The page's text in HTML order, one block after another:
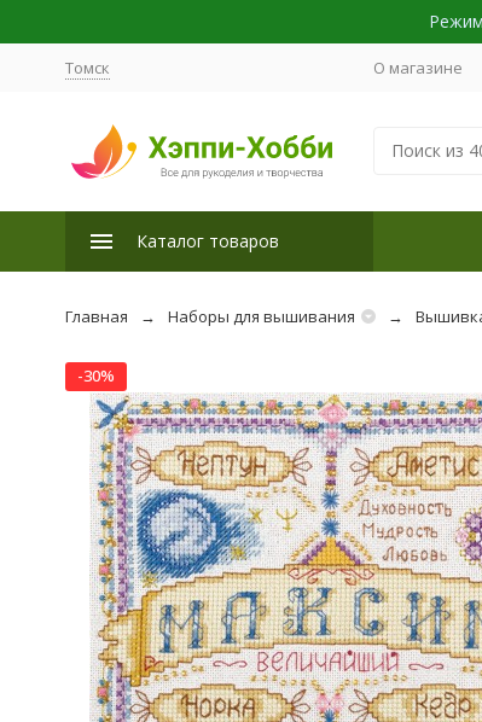
Томск О магазине
Каталог товаров
Главная Наборы для вышивания
-30%